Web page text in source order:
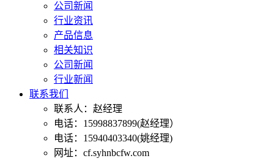
公司新闻
行业资讯
产品信息
相关知识
公司新闻
行业新闻
联系我们
联系人：赵经理
电话：15998837899(赵经理）
电话：15940403340(姚经理)
网址：cf.syhnbcfw.com